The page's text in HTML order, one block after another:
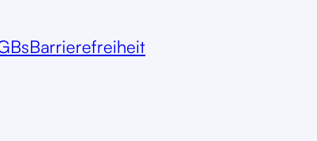
Barrierefreiheit